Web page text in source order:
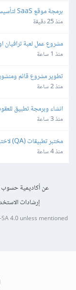
برمجة موقع SaaS لتأسيس مواقع رحلات
منذ 25 دقيقة
مشروع عمل لعبة ترافيان
منذ 1 ساعة
تطوير مشروع قائم
منذ 2 ساعة
انشاء وبرمجة تطبيق
منذ 3 ساعة
مختبر تطبيقات (QA) لاختبار تطبيقات iOS و Android
منذ 4 ساعة
عن أكاديمية حسوب
إرشادات
4.0unless mentioned